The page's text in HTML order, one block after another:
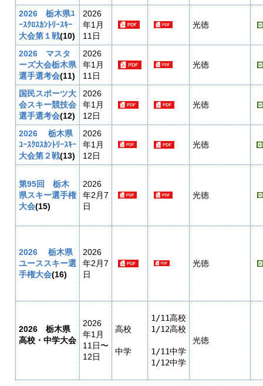
2026 栃木県ﾕ
ｰｽｸﾛｽｶﾝﾄﾘｰｽｷｰ
大会第１戦(10)
2026
年1月
11日
光徳
2026 マスタ
ーズ大会栃木県
選手選考会(11)
2026
年1月
11日
光徳
国民スポーツ大
会スキー競技会
選手選考会(12)
2026
年1月
12日
光徳
2026 栃木県
ﾕｰｽｸﾛｽｶﾝﾄﾘｰｽｷｰ
大会第２戦(13)
2026
年1月
12日
光徳
第95回 栃木
県スキー選手権
大会(15)
2026
年2月7
日
光徳
2026 栃木県
ユーススキー選
手権大会(16)
2026
年2月7
日
光徳
2026 栃木県
高校・中学大会
2026
年1月
11日〜
12日
高校
中学
1/11高校
1/12高校
1/11中学
1/12中学
光徳